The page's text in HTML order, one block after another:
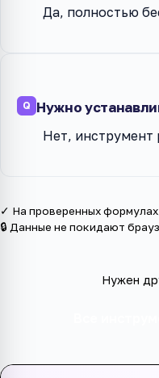
Да, полностью
Нужно
Нет, инструмент
✓ На проверенных формулах
🔒 Данные не покидают
Нужен